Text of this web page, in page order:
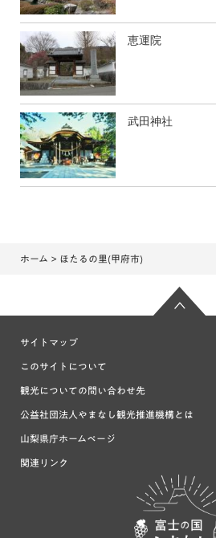
恵運院
武田神社
ホーム > ほたるの里(甲府市)
サイトマップ
このサイトについて
観光についての問い合わせ先
公益社団法人やまなし観光推進機構とは
山梨県庁ホームページ
関連リンク
富士の国や
まなし